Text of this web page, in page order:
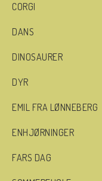
CORGI
DANS
DINOSAURER
DYR
EMIL FRA LØNNEBERG
ENHJØRNINGER
FARS DAG